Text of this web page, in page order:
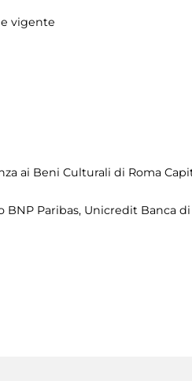
vigente
ai Beni Culturali di Roma
BNP Paribas, Unicredit Banca